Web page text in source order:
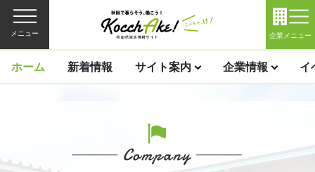
メニュー 企業メニュー
ホーム 新着情報 サイト案内 企業情報 イ